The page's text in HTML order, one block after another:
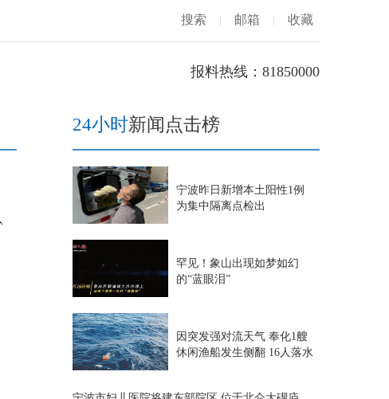
搜索 | 邮箱 | 收藏
报料热线：81850000
24小时新闻点击榜
宁波昨日新增本土阳性1例
为集中隔离点检出
罕见！象山出现如梦如幻
的“蓝眼泪”
因突发强对流天气 奉化1艘
休闲渔船发生侧翻 16人落水